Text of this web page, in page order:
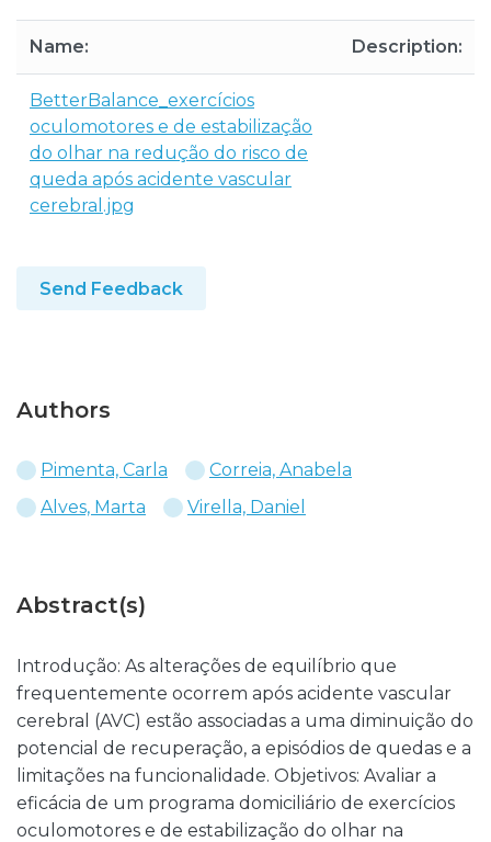
Name: Description:
BetterBalance_exercícios
oculomotores e de estabilização
do olhar na redução do risco de
queda após acidente vascular
cerebral.jpg
Send Feedback
Authors
Pimenta, Carla
Correia, Anabela
Alves, Marta
Virella, Daniel
Abstract(s)
Introdução: As alterações de equilíbrio que
frequentemente ocorrem após acidente vascular
cerebral (AVC) estão associadas a uma diminuição do
potencial de recuperação, a episódios de quedas e a
limitações na funcionalidade. Objetivos: Avaliar a
eficácia de um programa domiciliário de exercícios
oculomotores e de estabilização do olhar na